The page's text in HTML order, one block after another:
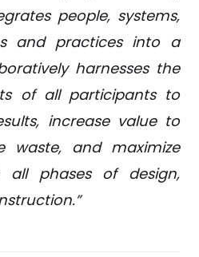
people, systems,
and practices into a
harnesses the
of all participants to
increase value to
waste, and maximize
all phases of design,